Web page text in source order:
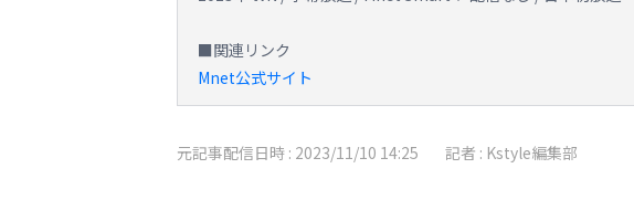
■関連リンク
Mnet公式サイト
元記事配信日時 : 2023/11/10 14:25 記者 : Kstyle編集部